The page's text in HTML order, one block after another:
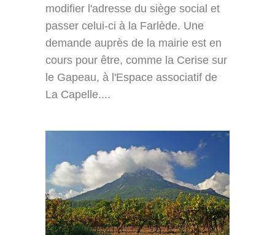
modifier l'adresse du siège social et
passer celui-ci à la Farlède. Une
demande auprès de la mairie est en
cours pour être, comme la Cerise sur
le Gapeau, à l'Espace associatif de
La Capelle....